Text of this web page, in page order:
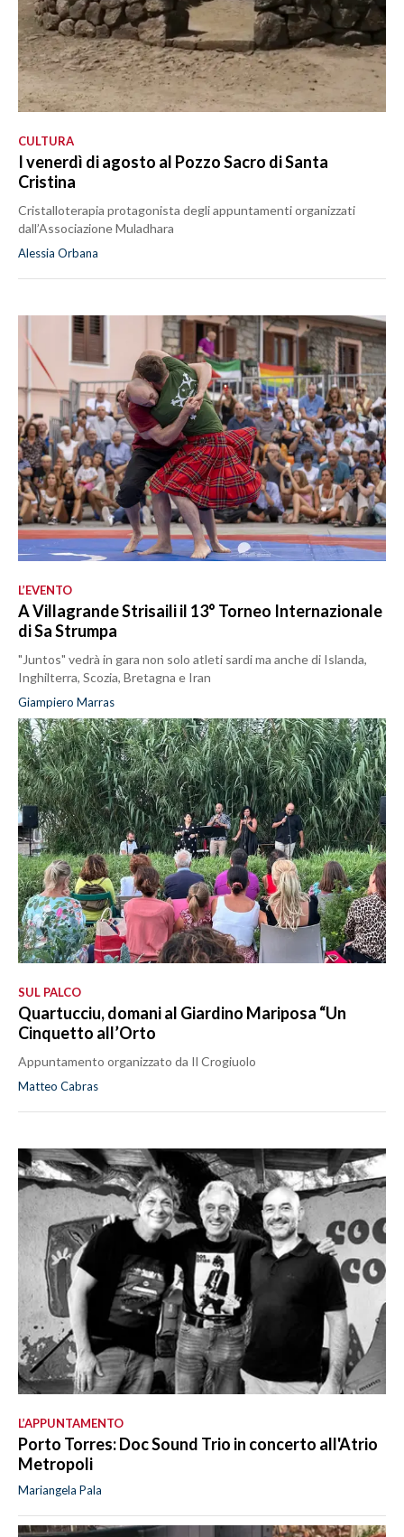
CULTURA
I venerdì di agosto al Pozzo Sacro di Santa
Cristina
Cristalloterapia protagonista degli appuntamenti organizzati
dall’Associazione Muladhara
Alessia Orbana
L’EVENTO
A Villagrande Strisaili il 13° Torneo Internazionale
di Sa Strumpa
"Juntos" vedrà in gara non solo atleti sardi ma anche di Islanda,
Inghilterra, Scozia, Bretagna e Iran
Giampiero Marras
SUL PALCO
Quartucciu, domani al Giardino Mariposa “Un
Cinquetto all’Orto
Appuntamento organizzato da Il Crogiuolo
Matteo Cabras
L’APPUNTAMENTO
Porto Torres: Doc Sound Trio in concerto all'Atrio
Metropoli
Mariangela Pala